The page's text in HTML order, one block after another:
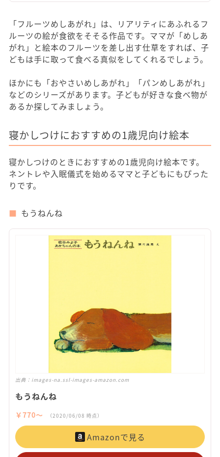
「フルーツめしあがれ」は、リアリティにあふれるフ
ルーツの絵が食欲をそそる作品です。ママが「めしあ
がれ」と絵本のフルーツを差し出す仕草をすれば、子
どもは手に取って食べる真似をしてくれるでしょう。
ほかにも「おやさいめしあがれ」「パンめしあがれ」
などのシリーズがあります。子どもが好きな食べ物が
あるか探してみましょう。
寝かしつけにおすすめの1歳児向け絵本
寝かしつけのときにおすすめの1歳児向け絵本です。
ネントレや入眠儀式を始めるママと子どもにもぴった
りです。
もうねんね
出典： images-na.ssl-images-amazon.com
もうねんね
￥770〜 （2020/06/08 時点）
Amazonで見る